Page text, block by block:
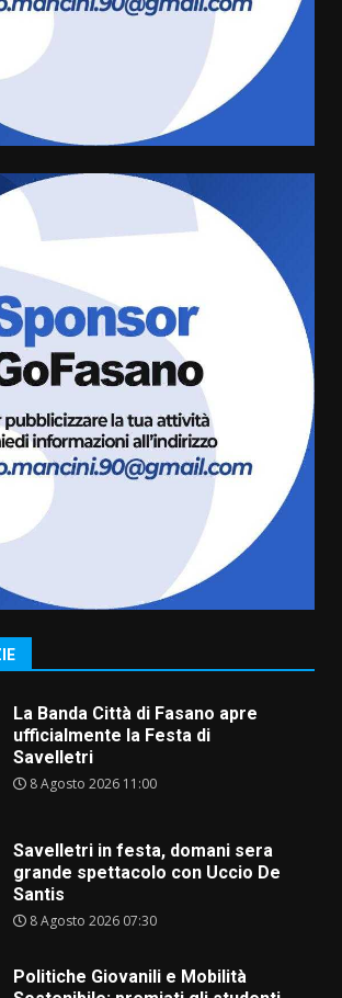
Politiche Giovanili e Mobilità
Sostenibile: premiati gli studenti
universitari del bando “La strada
giusta”
Rivoluzione”: nuovo
appuntamento con “Fasano in
Banda”
7 Agosto 2026 06:05
US Fasano, Scianaro: “Profonda
amarezza per esclusione dal
campionato di calcio”
7 Agosto 2026 06:00
Fasanese ferito a colpi di arma
da fuoco
6 Agosto 2026 18:13
Serie D, l’Us Fasano non molla e
conferma di voler ricorrere per
La Banda Città di Fasano apre
ufficialmente la Festa di
Savelletri
8 Agosto 2026 11:00
Savelletri in festa, domani sera
grande spettacolo con Uccio De
Santis
8 Agosto 2026 07:30
Politiche Giovanili e Mobilità